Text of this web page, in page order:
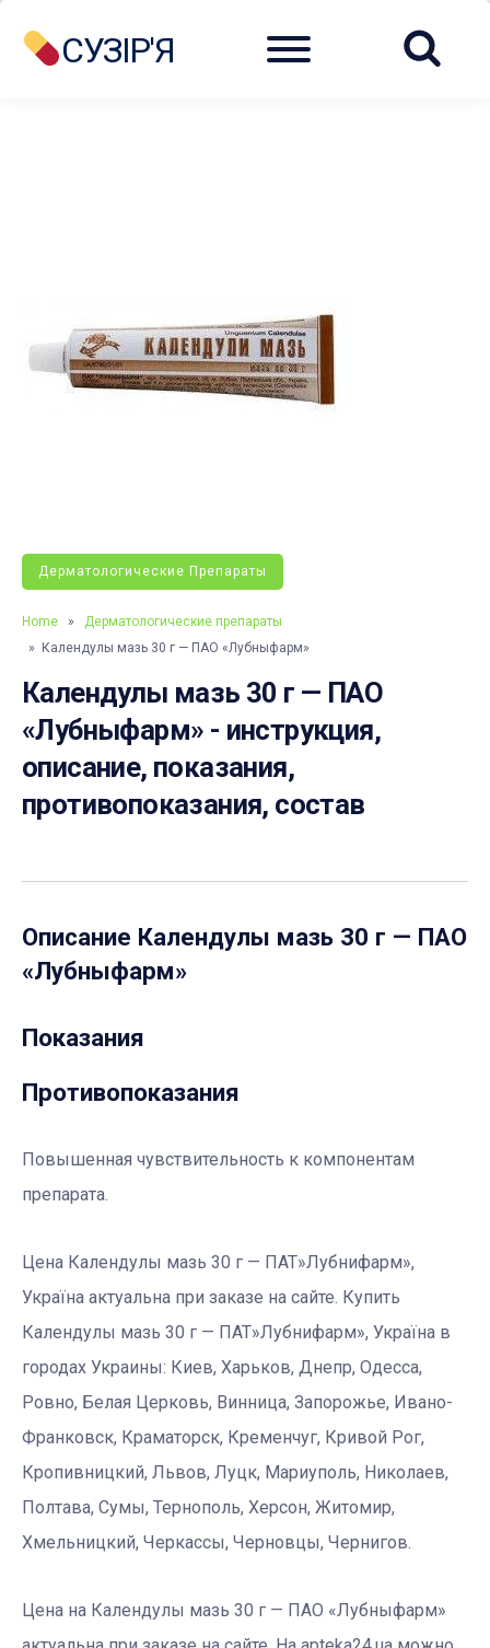
СУЗІР'Я Menu
Дерматологические Препараты
Home »
Дерматологические препараты
» Календулы мазь 30 г — ПАО «Лубныфарм»
Календулы мазь 30 г — ПАО
«Лубныфарм» - инструкция,
описание, показания,
противопоказания, состав
Описание Календулы мазь 30 г — ПАО
«Лубныфарм»
Показания
Противопоказания
Повышенная чувствительность к компонентам
препарата.
Цена Календулы мазь 30 г — ПАТ»Лубнифарм»,
Україна актуальна при заказе на сайте. Купить
Календулы мазь 30 г — ПАТ»Лубнифарм», Україна в
городах Украины: Киев, Харьков, Днепр, Одесса,
Ровно, Белая Церковь, Винница, Запорожье, Ивано-
Франковск, Краматорск, Кременчуг, Кривой Рог,
Кропивницкий, Львов, Луцк, Мариуполь, Николаев,
Полтава, Сумы, Тернополь, Херсон, Житомир,
Хмельницкий, Черкассы, Черновцы, Чернигов.
Цена на Календулы мазь 30 г — ПАО «Лубныфарм»